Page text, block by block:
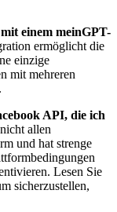
einem meinGPT-
ermöglicht die
einzige
mit mehreren
API, die ich
allen
und hat strenge
Lesen Sie
sicherzustellen,